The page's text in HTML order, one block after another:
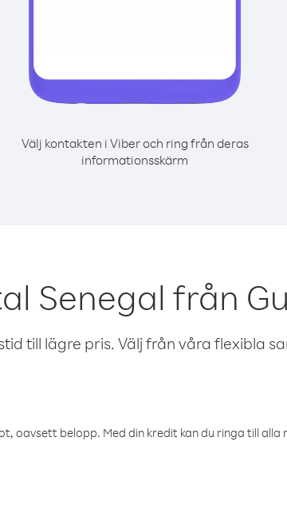
Välj kontakten i Viber och ring från deras
informationsskärm
Senegal från
till lägre pris. Välj från våra flexibla
oavsett belopp. Med din kredit kan du ringa till alla